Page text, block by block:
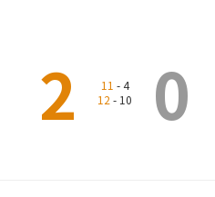
2 11 - 4
12 - 10 0